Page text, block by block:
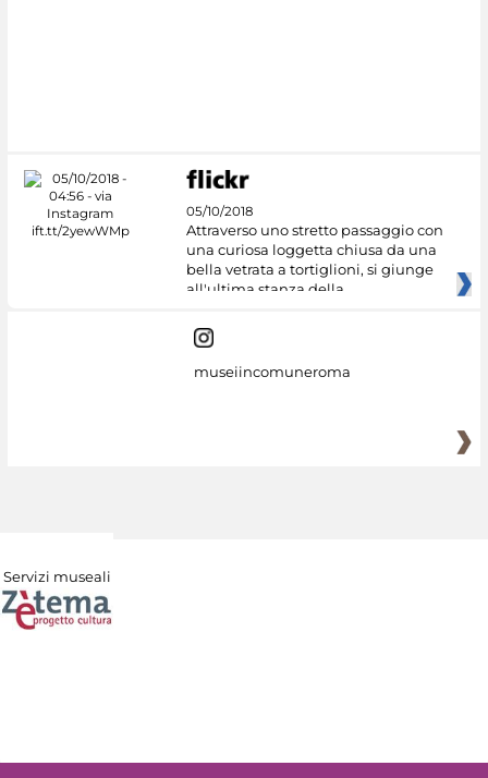
05/10/2018
Attraverso uno stretto passaggio con
una curiosa loggetta chiusa da una
bella vetrata a tortiglioni, si giunge
all'ultima stanza della
museiincomuneroma
Servizi museali